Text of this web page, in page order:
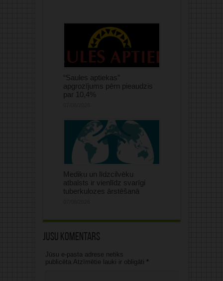
“Saules aptiekas”
apgrozījums pērn pieaudzis
par 10,4%
Mediķu un līdzcilvēku
atbalsts ir vienlīdz svarīgi
tuberkulozes ārstēšanā
Jūsu komentārs
Jūsu e-pasta adrese netiks
publicēta.Atzīmētie lauki ir obligāti *